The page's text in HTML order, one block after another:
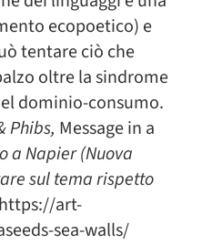
ecopoetico) e
tentare ciò che
oltre la sindrome
dominio-consumo.
Phibs, Message in a
a Napier (Nuova
sul tema rispetto
https://art-
sea-walls/